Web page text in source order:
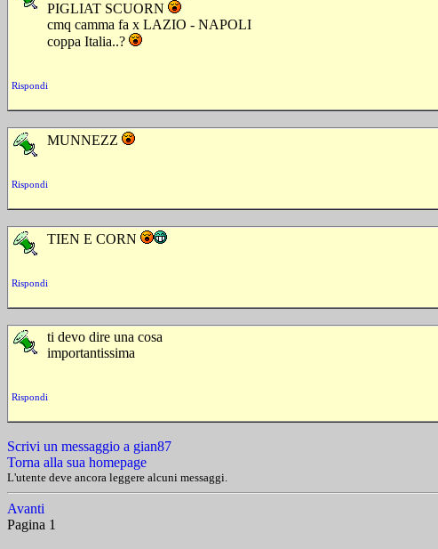
PIGLIAT SCUORN
cmq camma fa x LAZIO - NAPOLI
coppa Italia..?
Rispondi
MUNNEZZ
Rispondi
TIEN E CORN
Rispondi
ti devo dire una cosa
importantissima
Rispondi
Scrivi un messaggio a gian87
Torna alla sua homepage
L'utente deve ancora leggere alcuni messaggi.
Avanti
Pagina 1